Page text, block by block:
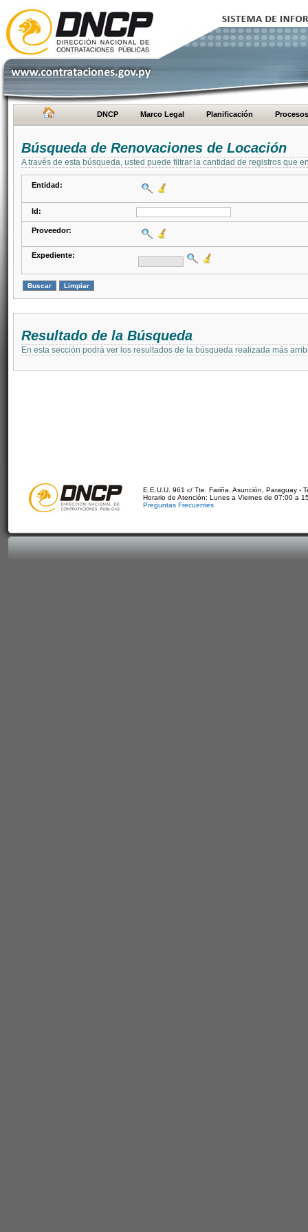
DNCP Marco Legal Planificación Procesos
Búsqueda de Renovaciones de Locación
A través de esta búsqueda, usted puede filtrar la cantidad de registros que
Entidad:
Id:
Proveedor:
Expediente:
Resultado de la Búsqueda
En esta sección podrá ver los resultados de la búsqueda realizada más
E.E.U.U. 961 c/ Tte. Fariña. Asunción, Paraguay -
Horario de Atención: Lunes a Viernes de 07:00 a
Preguntas Frecuentes